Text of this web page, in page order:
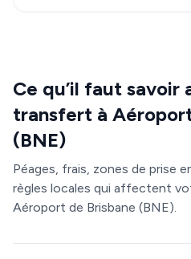
Ce qu’il faut savoir
transfert à
(BNE)
Péages, frais, zones de prise
règles locales qui affectent
Aéroport de Brisbane (BNE).